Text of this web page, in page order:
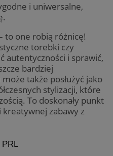
i uniwersalne,
to one robią różnicę!
torebki czy
autentyczności i sprawić,
bardziej
także posłużyć jako
stylizacji, które
To doskonały punkt
zabawy z